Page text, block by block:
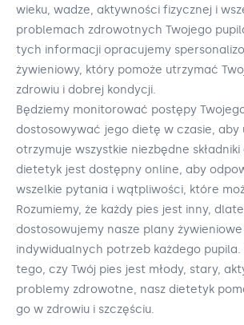
wieku, wadze, aktywności fizycznej i
problemach zdrowotnych Twojego
tych informacji opracujemy
żywieniowy, który pomoże utrzymać
zdrowiu i dobrej kondycji.
Będziemy monitorować postępy
dostosowywać jego dietę w czasie, aby
otrzymuje wszystkie niezbędne
dietetyk jest dostępny online, aby
wszelkie pytania i wątpliwości, które
Rozumiemy, że każdy pies jest inny,
dostosowujemy nasze plany
indywidualnych potrzeb każdego pupila.
tego, czy Twój pies jest młody, stary,
problemy zdrowotne, nasz dietetyk
go w zdrowiu i szczęściu.